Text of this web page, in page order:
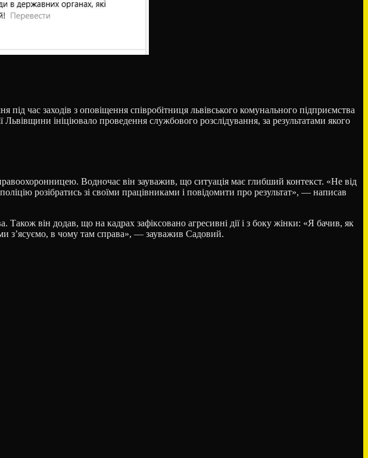
час заходів з оповіщення співробітниця львівського комунального підприємства
ініціювало проведення службового розслідування, за результатами якого
Водночас він зауважив, що ситуація має глибший контекст. «Не від
розібратись зі своїми працівниками і повідомити про результат», — написав
він додав, що на кадрах зафіксовано агресивні дії і з боку жінки: «Я бачив, як
зʼясуємо, в чому там справа», — зауважив Садовий.